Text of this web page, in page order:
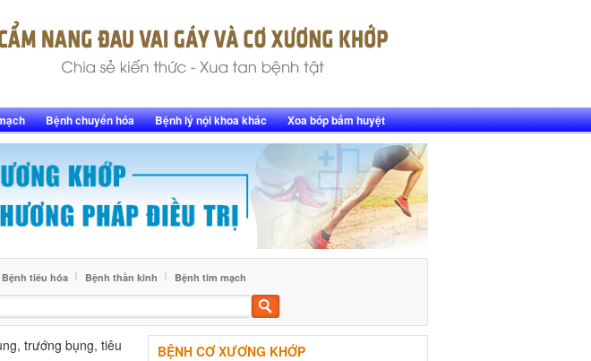
Bệnh chuyển hóa Bệnh lý nội khoa khác Xoa bóp bấm huyệt
Bệnh tiêu hóa Bệnh thần kinh Bệnh tim mạch
Tìm
kiếm
trướng bụng, tiêu
BỆNH CƠ XƯƠNG KHỚP